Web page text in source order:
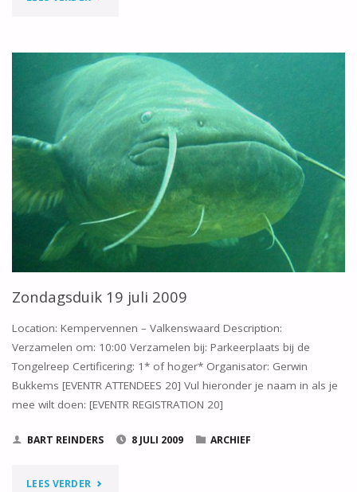
Zondagsduik 19 juli 2009
Location: Kempervennen – Valkenswaard Description:
Verzamelen om: 10:00 Verzamelen bij: Parkeerplaats bij de
Tongelreep Certificering: 1* of hoger* Organisator: Gerwin
Bukkems [EVENTR ATTENDEES 20] Vul hieronder je naam in als je
mee wilt doen: [EVENTR REGISTRATION 20]
BART REINDERS 8 JULI 2009 ARCHIEF
LEES VERDER "ZONDAGSDUIK